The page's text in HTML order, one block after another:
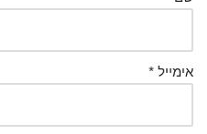
אימייל *